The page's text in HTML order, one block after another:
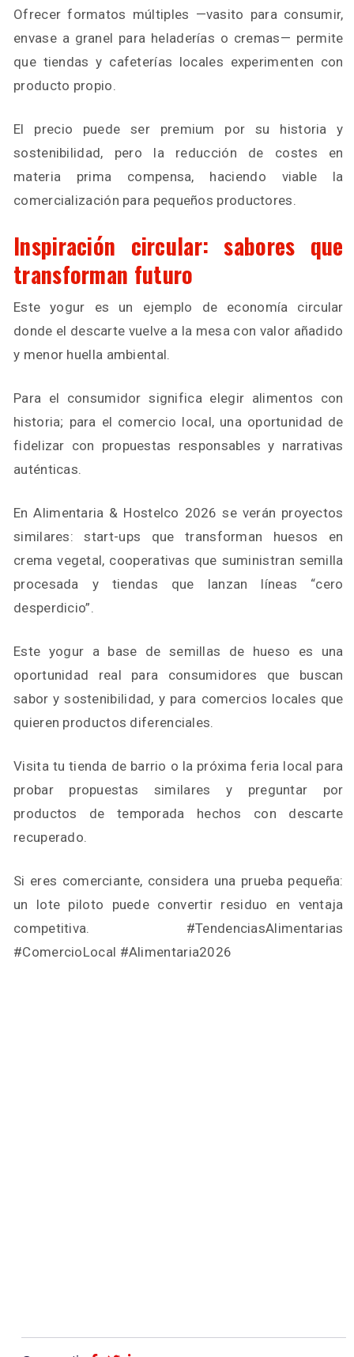
Ofrecer formatos múltiples —vasito para consumir,
envase a granel para heladerías o cremas— permite
que tiendas y cafeterías locales experimenten con
producto propio.
El precio puede ser premium por su historia y
sostenibilidad, pero la reducción de costes en
materia prima compensa, haciendo viable la
comercialización para pequeños productores.
Inspiración circular: sabores que
transforman futuro
Este yogur es un ejemplo de economía circular
donde el descarte vuelve a la mesa con valor añadido
y menor huella ambiental.
Para el consumidor significa elegir alimentos con
historia; para el comercio local, una oportunidad de
fidelizar con propuestas responsables y narrativas
auténticas.
En Alimentaria & Hostelco 2026 se verán proyectos
similares: start-ups que transforman huesos en
crema vegetal, cooperativas que suministran semilla
procesada y tiendas que lanzan líneas “cero
desperdicio”.
Este yogur a base de semillas de hueso es una
oportunidad real para consumidores que buscan
sabor y sostenibilidad, y para comercios locales que
quieren productos diferenciales.
Visita tu tienda de barrio o la próxima feria local para
probar propuestas similares y preguntar por
productos de temporada hechos con descarte
recuperado.
Si eres comerciante, considera una prueba pequeña:
un lote piloto puede convertir residuo en ventaja
competitiva. #TendenciasAlimentarias
#ComercioLocal #Alimentaria2026